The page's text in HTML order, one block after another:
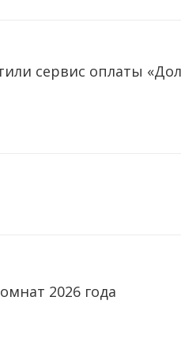
сервис оплаты
2026 года